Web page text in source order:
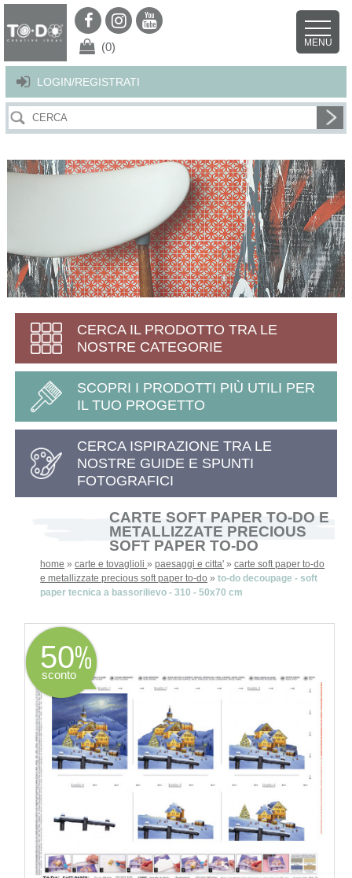
Per offrirti il miglior servizio possibile questo sito utilizza i cookies.
Continuando la navigazione nel sito autorizzi l’uso dei cookies. Per ulteriori
LOGIN/REGISTRATI
(0) MENU
CERCA IL PRODOTTO TRA LE
NOSTRE CATEGORIE
SCOPRI I PRODOTTI PIÙ UTILI PER
IL TUO PROGETTO
CERCA ISPIRAZIONE TRA LE
NOSTRE GUIDE E SPUNTI
FOTOGRAFICI
CARTE SOFT PAPER TO-DO E
METALLIZZATE PRECIOUS
SOFT PAPER TO-DO
home »carte e tovaglioli»paesaggi e citta' »carte soft paper to-do
e metallizzate precious soft paper to-do »to-do decoupage - soft
paper tecnica a bassorilievo - 310 - 50x70 cm
50
sconto